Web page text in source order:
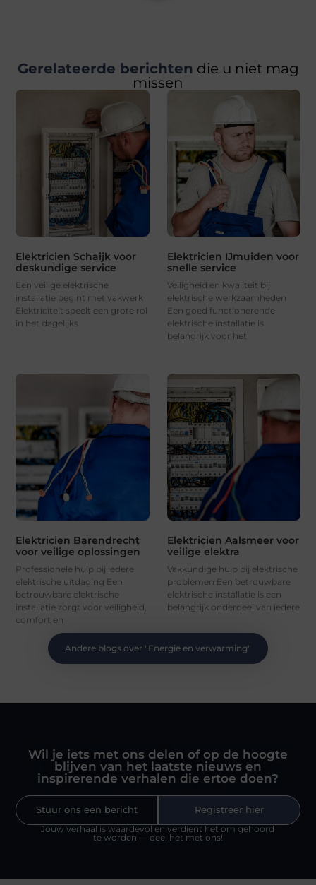
Gerelateerde berichten die u niet mag
missen
Elektricien Schaijk voor
deskundige service
Een veilige elektrische
installatie begint met vakwerk
Elektriciteit speelt een grote rol
in het dagelijks
Elektricien IJmuiden voor
snelle service
Veiligheid en kwaliteit bij
elektrische werkzaamheden
Een goed functionerende
elektrische installatie is
belangrijk voor het
Elektricien Barendrecht
voor veilige oplossingen
Professionele hulp bij iedere
elektrische uitdaging Een
betrouwbare elektrische
installatie zorgt voor veiligheid,
comfort en
Elektricien Aalsmeer voor
veilige elektra
Vakkundige hulp bij elektrische
problemen Een betrouwbare
elektrische installatie is een
belangrijk onderdeel van iedere
Andere blogs over "Energie en verwarming"
Wil je iets met ons delen of op de hoogte
blijven van het laatste nieuws en
inspirerende verhalen die ertoe doen?
Stuur ons een bericht
Registreer hier
Jouw verhaal is waardevol en verdient het om gehoord
te worden — deel het met ons!